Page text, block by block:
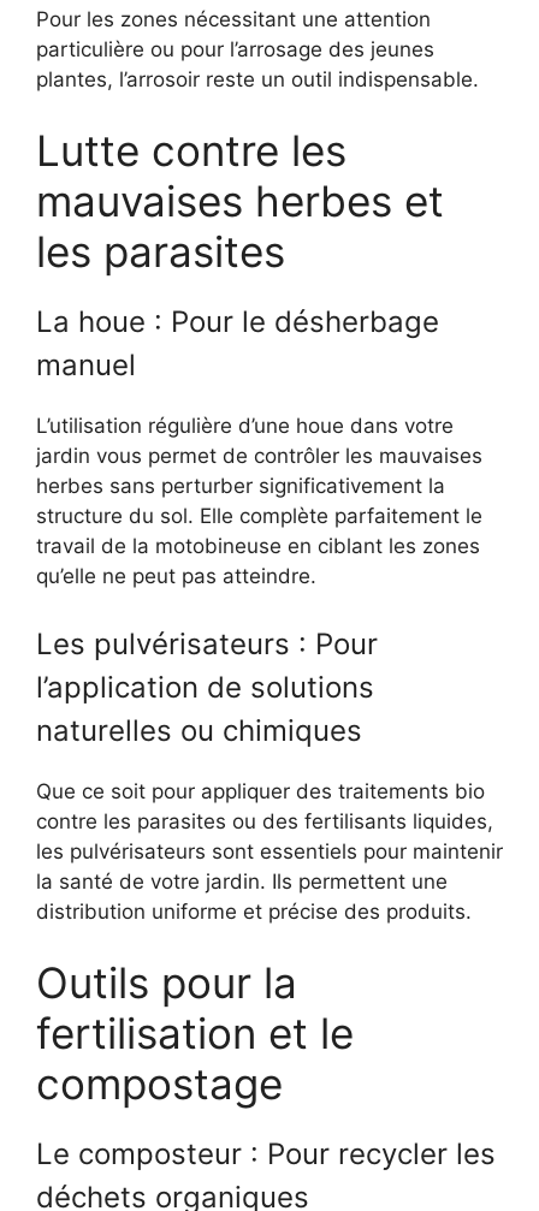
Pour les zones nécessitant une attention
particulière ou pour l’arrosage des jeunes
plantes, l’arrosoir reste un outil indispensable.
Lutte contre les
mauvaises herbes et
les parasites
La houe : Pour le désherbage
manuel
L’utilisation régulière d’une houe dans votre
jardin vous permet de contrôler les mauvaises
herbes sans perturber significativement la
structure du sol. Elle complète parfaitement le
travail de la motobineuse en ciblant les zones
qu’elle ne peut pas atteindre.
Les pulvérisateurs : Pour
l’application de solutions
naturelles ou chimiques
Que ce soit pour appliquer des traitements bio
contre les parasites ou des fertilisants liquides,
les pulvérisateurs sont essentiels pour maintenir
la santé de votre jardin. Ils permettent une
distribution uniforme et précise des produits.
Outils pour la
fertilisation et le
compostage
Le composteur : Pour recycler les
déchets organiques